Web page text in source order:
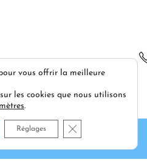
DEVIS GRATUIT
vous offrir la meilleure
les cookies que nous utilisons
.
Réglages Fermer la bannière